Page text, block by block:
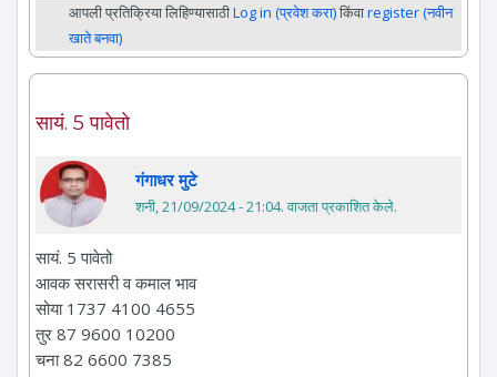
आपली प्रतिक्रिया लिहिण्यासाठीLog in (प्रवेश करा)किंवाregister (नवीन
खाते बनवा)
सायं. 5 पावेतो
गंगाधर मुटे
शनी, 21/09/2024 - 21:04. वाजता प्रकाशित केले.
सायं. 5 पावेतो
आवक सरासरी व कमाल भाव
सोया 1737 4100 4655
तुर 87 9600 10200
चना 82 6600 7385